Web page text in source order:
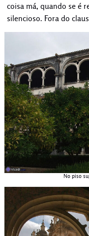
coisa má, quando se é
silencioso. Fora do
No piso